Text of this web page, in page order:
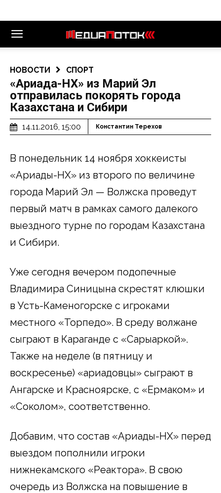
НОВОСТИ СПОРТ
«Ариада-НХ» из Марий Эл
отправилась покорять города
Казахстана и Сибири
14.11.2016, 15:00 Константин Терехов
В понедельник 14 ноября хоккеисты
«Ариады-НХ» из второго по величине
города Марий Эл — Волжска проведут
первый матч в рамках самого далекого
выездного турне по городам Казахстана
и Сибири.
Уже сегодня вечером подопечные
Владимира Синицына скрестят клюшки
в Усть-Каменогорске с игроками
местного «Торпедо». В среду волжане
сыграют в Караганде с «Сарыаркой».
Также на неделе (в пятницу и
воскресенье) «ариадовцы» сыграют в
Ангарске и Красноярске, с «Ермаком» и
«Соколом», соответственно.
Добавим, что состав «Ариады-НХ» перед
выездом пополнили игроки
нижнекамского «Реактора». В свою
очередь из Волжска на повышение в